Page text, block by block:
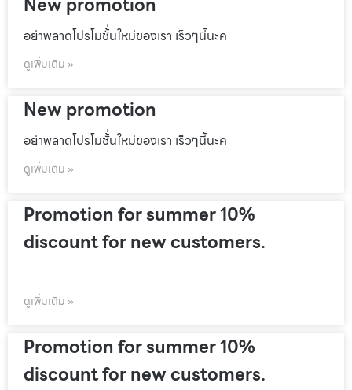
อย่าพลาดโปรโมชั้่นใหม่ของเรา เร็วๆนี้นะค
ดูเพิ่มเติม »
New promotion
อย่าพลาดโปรโมชั้่นใหม่ของเรา เร็วๆนี้นะค
ดูเพิ่มเติม »
Promotion for summer 10%
discount for new customers.
ดูเพิ่มเติม »
Promotion for summer 10%
discount for new customers.